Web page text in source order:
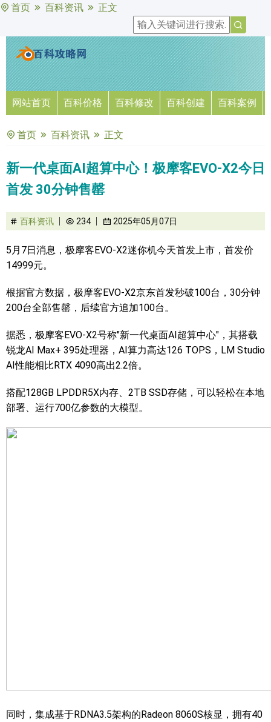
首页 百科资讯 正文
网站首页 百科价格 百科修改 百科创建 百科案例
首页 百科资讯 正文
新一代桌面AI超算中心！极摩客EVO-X2今日
首发 30分钟售罄
百科资讯 234 2025年05月07日
5月7日消息，极摩客EVO-X2迷你机今天首发上市，首发价
14999元。
根据官方数据，极摩客EVO-X2京东首发秒破100台，30分钟
200台全部售罄，后续官方追加100台。
据悉，极摩客EVO-X2号称"新一代桌面AI超算中心"，其搭载
锐龙AI Max+ 395处理器，AI算力高达126 TOPS，LM Studio
AI性能相比RTX 4090高出2.2倍。
搭配128GB LPDDR5X内存、2TB SSD存储，可以轻松在本地
部署、运行700亿参数的大模型。
同时，集成基于RDNA3.5架构的Radeon 8060S核显，拥有40